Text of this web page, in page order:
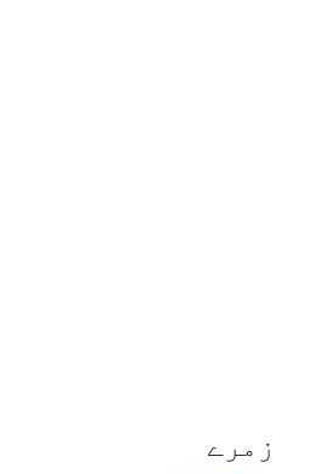
زمرے